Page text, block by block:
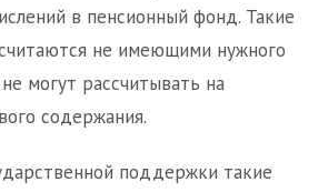
в пенсионный фонд. Такие
не имеющими нужного
могут рассчитывать на
содержания.
поддержки такие